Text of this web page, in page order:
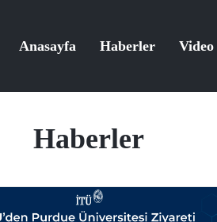
Anasayfa Haberler Video
Haberler